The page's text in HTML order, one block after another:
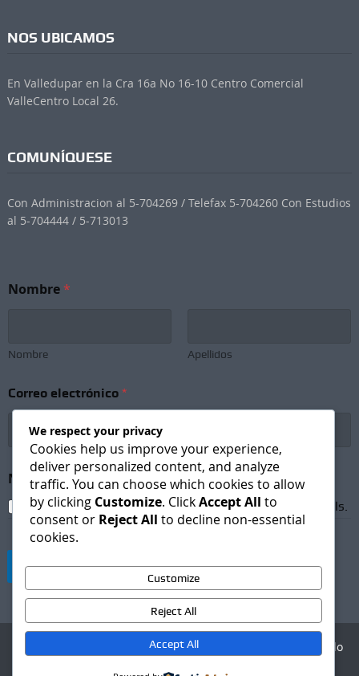
NOS UBICAMOS
En Valledupar en la Cra 16a No 16-10 Centro Comercial
ValleCentro Local 26.
COMUNÍQUESE
Con Administracion al 5-704269 / Telefax 5-704260 Con Estudios
al 5-704444 / 5-713013
Nombre*
Nombre Apellidos
C
o
o
C
o
r
e
Correo electrónico *
Newsletter Subscription*
I agree to receive newsletters and promotional emails.
Suscribirse
Agencia Digital - Desarrollo
We respect your privacy
Cookies help us improve your experience,
deliver personalized content, and analyze
traffic. You can choose which cookies to allow
by clicking Customize. ClickAccept All to
consent or Reject All to decline non-essential
cookies.
Customize
Reject All
Accept All